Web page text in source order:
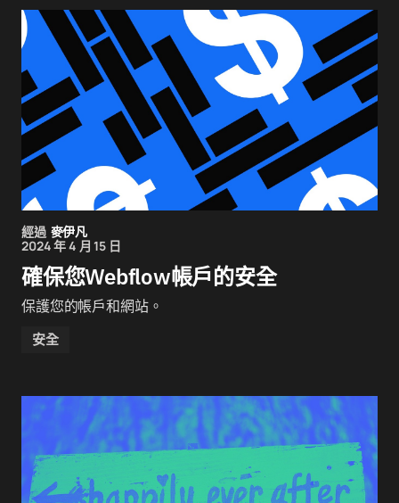
經過 麥伊凡
2024 年 4 月 15 日
確保您Webflow帳戶的安全
保護您的帳戶和網站。
安全